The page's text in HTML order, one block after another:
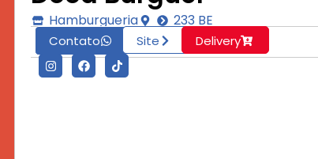
Hamburgueria 233 BE
Contato Site Delivery